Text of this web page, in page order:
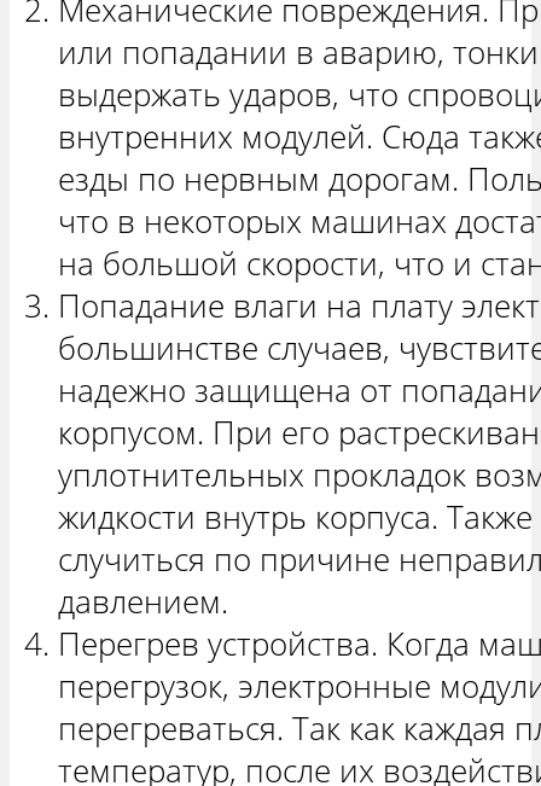
Механические повреждения.
или попадании в аварию,
выдержать ударов, что
внутренних модулей. Сюда
езды по нервным дорогам.
что в некоторых машинах
на большой скорости, что и
Попадание влаги на плату
большинстве случаев,
надежно защищена от
корпусом. При его
уплотнительных прокладок
жидкости внутрь корпуса.
случиться по причине
давлением.
Перегрев устройства. Когда
перегрузок, электронные
перегреваться. Так как каждая
температур, после их